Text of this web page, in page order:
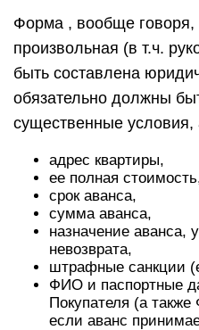
Форма , вообще говоря,
произвольная (в т.ч.
быть составлена
обязательно должны
существенные условия,
адрес квартиры,
ее полная
срок аванса,
сумма аванса,
назначение аванса,
невозврата,
штрафные санкции
ФИО и паспортные
Покупателя (а
если аванс